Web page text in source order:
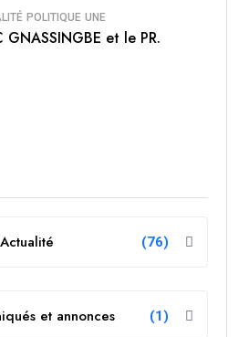
POLITIQUE UNE
GNASSINGBE et le PR.
Actualité (76)
et annonces (1)